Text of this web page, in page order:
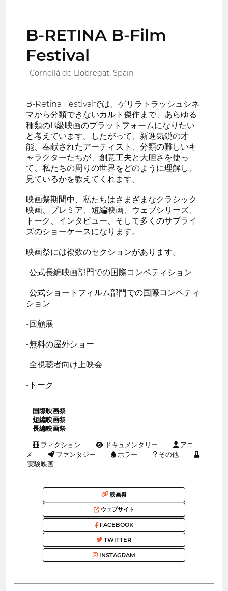
B-RETINA B-Film
Festival
Cornellà de Llobregat, Spain
B-Retina Festivalでは、ゲリラトラッシュシネ
マから分類できないカルト傑作まで、あらゆる
種類のB級映画のプラットフォームになりたい
と考えています。したがって、新進気鋭の才
能、奉献されたアーティスト、分類の難しいキ
ャラクターたちが、創意工夫と大胆さを使っ
て、私たちの周りの世界をどのように理解し、
見ているかを教えてくれます。
映画祭期間中、私たちはさまざまなクラシック
映画、プレミア、短編映画、ウェブシリーズ、
トーク、インタビュー、そして多くのサプライ
ズのショーケースになります。
映画祭には複数のセクションがあります。
-公式長編映画部門での国際コンペティション
-公式ショートフィルム部門での国際コンペティ
ション
-回顧展
-無料の屋外ショー
-全視聴者向け上映会
-トーク
国際映画祭
短編映画祭
長編映画祭
フィクション ドキュメンタリー
アニ
メ
ファンタジー ホラー
その他
実験映画
映画祭
ウェブサイト
FACEBOOK
TWITTER
INSTAGRAM